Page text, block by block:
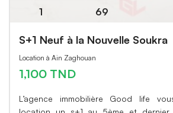
1 69
S+1 Neuf à la Nouvelle Soukra
Location à Ain Zaghouan
1,100 TND
L’agence immobilière Good life